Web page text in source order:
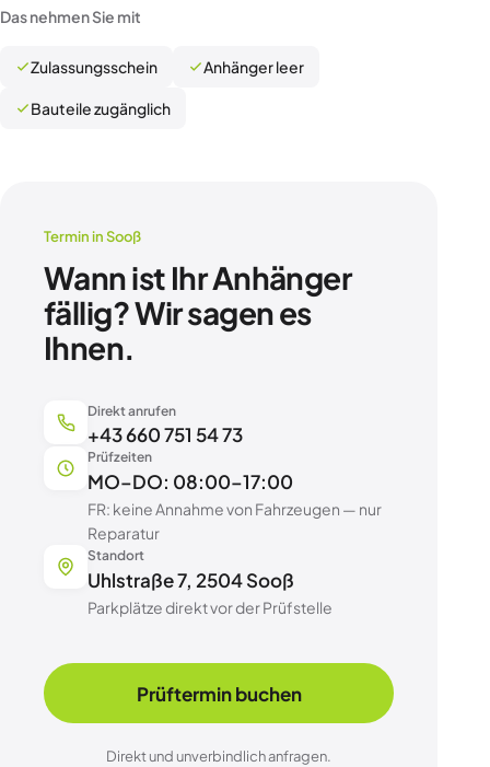
Das nehmen Sie mit
Zulassungsschein Anhänger leer
Bauteile zugänglich
Termin in Sooß
Wann ist Ihr Anhänger
fällig? Wir sagen es
Ihnen.
Direkt anrufen
+43 660 751 54 73
Prüfzeiten
MO–DO: 08:00–17:00
FR: keine Annahme von Fahrzeugen — nur
Reparatur
Standort
Uhlstraße 7, 2504 Sooß
Parkplätze direkt vor der Prüfstelle
Prüftermin buchen
Direkt und unverbindlich anfragen.